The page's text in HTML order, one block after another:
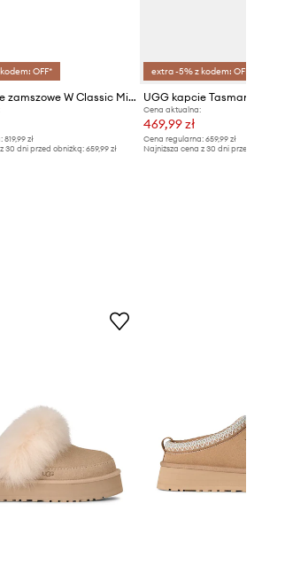
OFF*
UGG kapcie zamszowe W Classic Micro Sun Stitch
819,99 zł
30 dni przed obniżką:659,99 zł
extra -5% z kodem: OFF*
UGG kapcie Tasman Maxi
Cena aktualna:
469,99 zł
Cena regularna: 659,99 zł
Najniższa cena z 30 dni przed obniżką: